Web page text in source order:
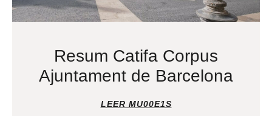
Resum Catifa Corpus
Ajuntament de Barcelona
LEER MU00E1S